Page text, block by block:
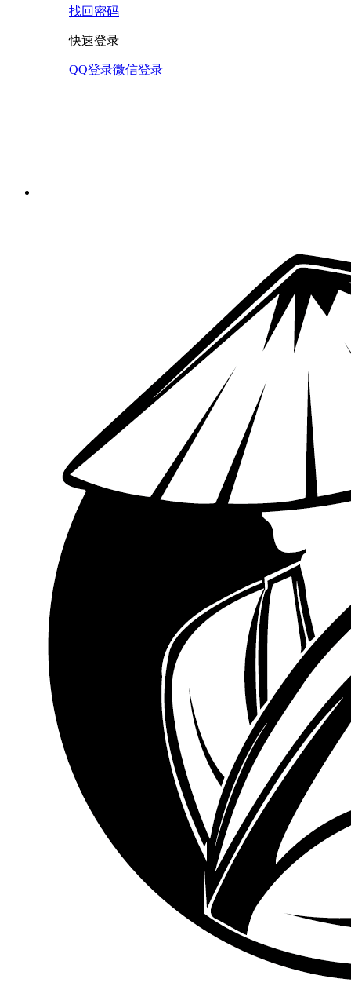
找回密码
快速登录
QQ登录微信登录